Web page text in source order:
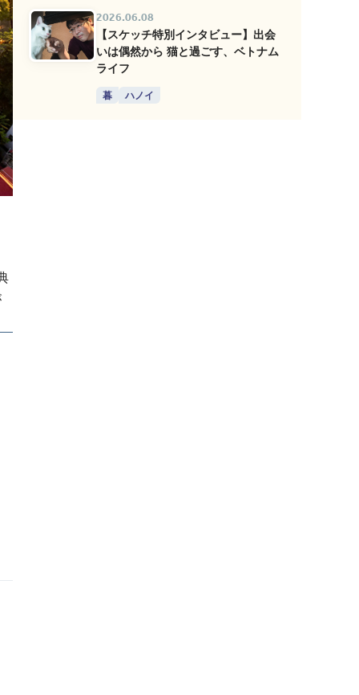
2026.06.08
【スケッチ特別インタビュー】出会
いは偶然から 猫と過ごす、ベトナム
ライフ
暮 ハノイ